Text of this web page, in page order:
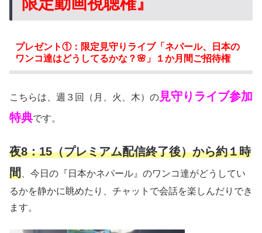
プレゼント①：限定見守りライブ「ネパール、日本の
ワンコ達はどうしてるかな？🌸」１か月間ご招待権
こちらは、週３回（月、火、木）の 見守りライブ参加
特典です。
夜8：15（プレミアム配信終了後）から約１時
間 、今日の『日本かネパール』のワンコ達がどうしてい
るかを静かに眺めたり、チャットで会話を楽しんだりでき
ます。